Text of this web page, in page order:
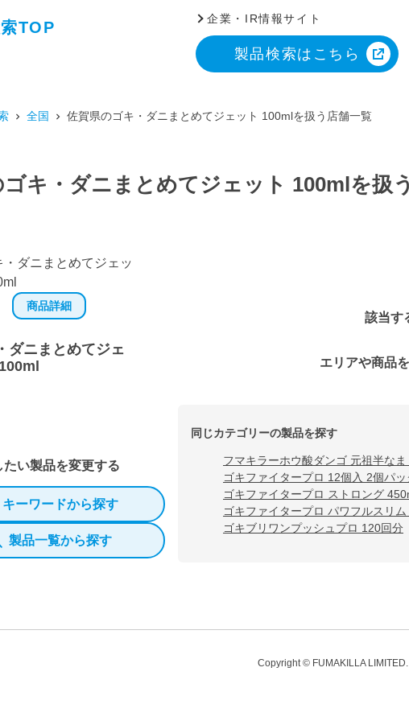
TOP
企業・IR情報サイト
製品検索はこちら
全国 佐賀県のゴキ・ダニまとめてジェット 100mlを扱う店舗一覧
キ・ダニまとめてジェット 100mlを扱
商品詳細
ダニまとめてジェ
たい製品を変更する
キーワードから探す
製品一覧から探す
該当す
エリアや商品
同じカテゴリーの製品を探す
フマキラーホウ酸ダンゴ 元祖半なま
ゴキファイタープロ 12個入 2個パ
ゴキファイタープロ ストロング
ゴキファイタープロ パワフルスリム
ゴキブリワンプッシュプロ 120回分
Copyright © FUMAKILLA LIMITED.